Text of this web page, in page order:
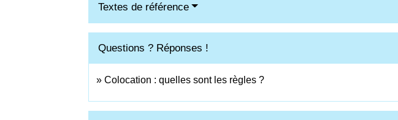
Textes de référence
Questions ? Réponses !
Colocation : quelles sont les règles ?